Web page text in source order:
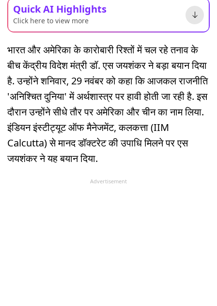
Quick AI Highlights
Click here to view more
भारत और अमेरिका के कारोबारी रिश्तों में चल रहे तनाव के
बीच केंद्रीय विदेश मंत्री डॉ. एस जयशंकर ने बड़ा बयान दिया
है. उन्होंने शनिवार, 29 नवंबर को कहा कि आजकल राजनीति
'अनिश्चित दुनिया' में अर्थशास्त्र पर हावी होती जा रही है. इस
दौरान उन्होंने सीधे तौर पर अमेरिका और चीन का नाम लिया.
इंडियन इंस्टीट्यूट ऑफ मैनेजमेंट, कलकत्ता (IIM
Calcutta) से मानद डॉक्टरेट की उपाधि मिलने पर एस
जयशंकर ने यह बयान दिया.
Advertisement